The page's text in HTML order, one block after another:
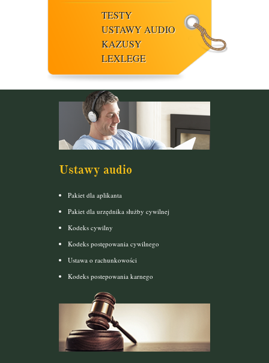
TESTY
USTAWY AUDIO
KAZUSY
LEXLEGE
Ustawy audio
Pakiet dla aplikanta
Pakiet dla urzędnika służby cywilnej
Kodeks cywilny
Kodeks postępowania cywilnego
Ustawa o rachunkowości
Kodeks postepowania karnego